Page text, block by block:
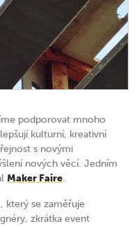
podporovat mnoho
kulturní, kreativní
s novými
nových věcí. Jedním
Maker Faire.
který se zaměřuje
zkrátka event